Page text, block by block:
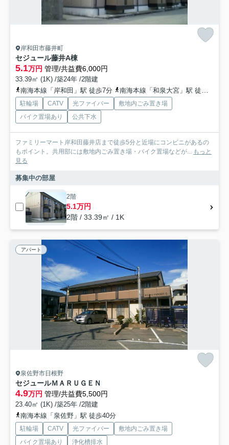
岸和田市藤井町
セジュール藤井A棟
5.1万円 管理/共益費6,000円
33.39㎡ (1K) /築24年 /2階建
南海本線「岸和田」駅 徒歩7分
南海本線「和泉大宮」駅 徒歩7分
駐輪場 CATV 光ファイバー
敷地内ごみ置き場
バイク置場あり
公共下水
ファミリーマート岸和田藤井店まで徒歩5分と近場にコンビニがあるの
もポイント。共用部には敷地内ごみ置き場・バイク置場などが...
もっと
見る
募集中の部屋
2階
5.1万円
2階 / 33.39㎡ / 1K
アパート
泉佐野市日根野
セジュールＭＡＲＵＧＥＮ
4.9万円 管理/共益費5,500円
23.40㎡ (1K) /築25年 /2階建
南海本線「泉佐野」駅 徒歩40分
駐輪場 CATV 光ファイバー
敷地内ごみ置き場
バイク置場あり
浄化槽排水